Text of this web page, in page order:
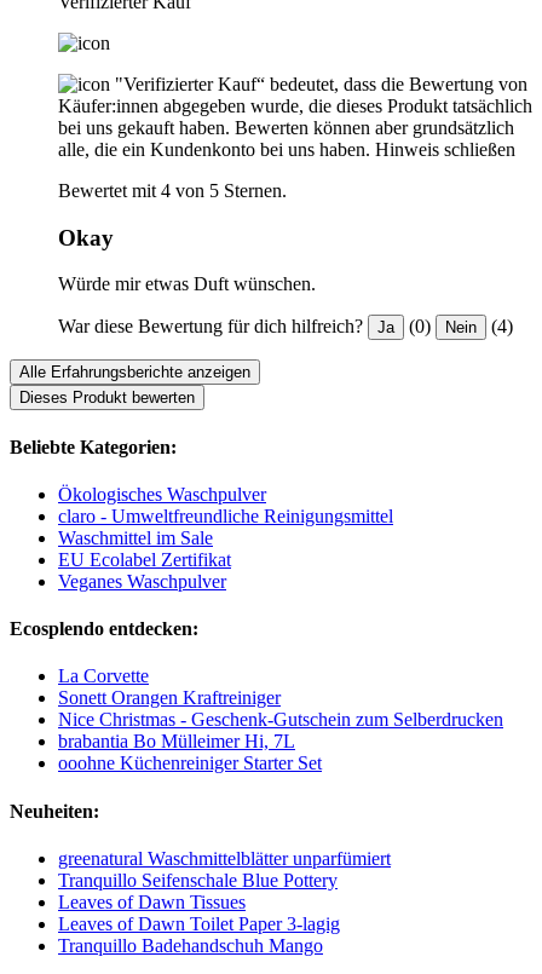
"Verifizierter Kauf“ bedeutet, dass die Bewertung von
Käufer:innen abgegeben wurde, die dieses Produkt tatsächlich
bei uns gekauft haben. Bewerten können aber grundsätzlich
alle, die ein Kundenkonto bei uns haben. Hinweis schließen
Bewertet mit 4 von 5 Sternen.
Okay
Würde mir etwas Duft wünschen.
War diese Bewertung für dich hilfreich? Ja (0) Nein (4)
Alle Erfahrungsberichte anzeigen
Dieses Produkt bewerten
Beliebte Kategorien:
Ökologisches Waschpulver
claro - Umweltfreundliche Reinigungsmittel
Waschmittel im Sale
EU Ecolabel Zertifikat
Veganes Waschpulver
Ecosplendo entdecken:
La Corvette
Sonett Orangen Kraftreiniger
Nice Christmas - Geschenk-Gutschein zum Selberdrucken
brabantia Bo Mülleimer Hi, 7L
ooohne Küchenreiniger Starter Set
Neuheiten:
greenatural Waschmittelblätter unparfümiert
Tranquillo Seifenschale Blue Pottery
Leaves of Dawn Tissues
Leaves of Dawn Toilet Paper 3-lagig
Tranquillo Badehandschuh Mango